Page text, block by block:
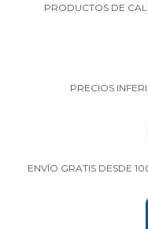
PRODUCTOS DE
PRECIOS
ENVÍO GRATIS DESDE